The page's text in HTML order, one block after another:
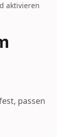
aktivieren
passen